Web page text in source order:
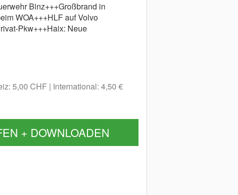
Binz+++Großbrand in
WOA+++HLF auf Volvo
Pkw+++Haix: Neue
5,00 CHF International: 4,50 €
+ DOWNLOADEN